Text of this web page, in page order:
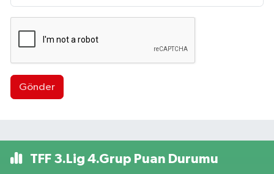
Gönder
TFF 3.Lig 4.Grup Puan Durumu